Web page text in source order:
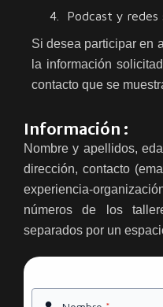
Podcast y redes
Si desea participar en
la información
contacto que se
Información :
Nombre y apellidos,
dirección, contacto
experiencia-
números de los
separados por un